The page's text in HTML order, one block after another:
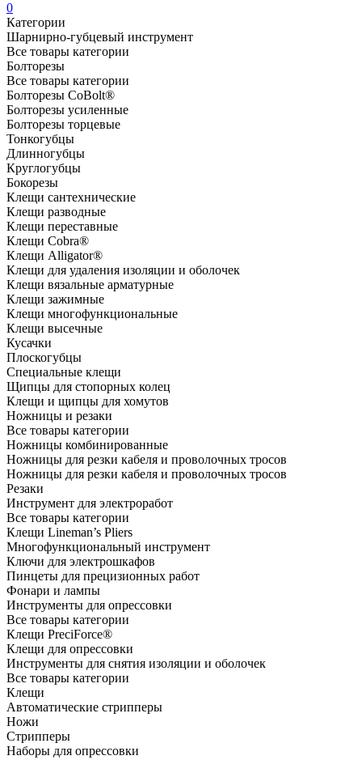
0
Категории
Шарнирно-губцевый инструмент
Все товары категории
Болторезы
Все товары категории
Болторезы CoBolt®
Болторезы усиленные
Болторезы торцевые
Тонкогубцы
Длинногубцы
Круглогубцы
Бокорезы
Клещи сантехнические
Клещи разводные
Клещи переставные
Клещи Cobra®
Клещи Alligator®
Клещи для удаления изоляции и оболочек
Клещи вязальные арматурные
Клещи зажимные
Клещи многофункциональные
Клещи высечные
Кусачки
Плоскогубцы
Специальные клещи
Щипцы для стопорных колец
Клещи и щипцы для хомутов
Ножницы и резаки
Все товары категории
Ножницы комбинированные
Ножницы для резки кабеля и проволочных тросов
Ножницы для резки кабеля и проволочных тросов
Резаки
Инструмент для электроработ
Все товары категории
Клещи Lineman’s Pliers
Многофункциональный инструмент
Ключи для электрошкафов
Пинцеты для прецизионных работ
Фонари и лампы
Инструменты для опрессовки
Все товары категории
Клещи PreciForce®
Клещи для опрессовки
Инструменты для снятия изоляции и оболочек
Все товары категории
Клещи
Автоматические стрипперы
Ножи
Стрипперы
Наборы для опрессовки